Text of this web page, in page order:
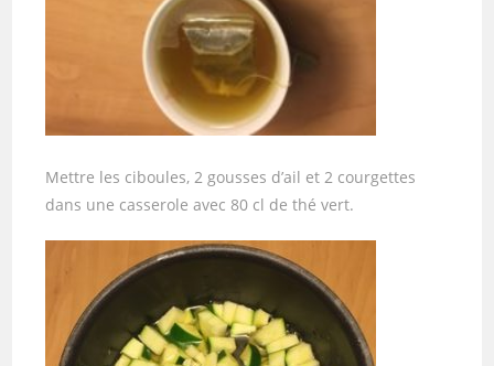
Mettre les ciboules, 2 gousses d’ail et 2 courgettes
dans une casserole avec 80 cl de thé vert.